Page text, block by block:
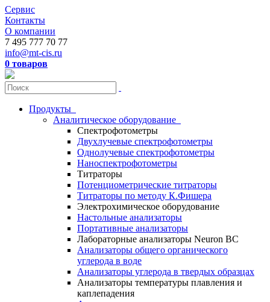
Сервис
Контакты
О компании
7 495 777 70 77
info@mt-cis.ru
0 товаров
Продукты
Аналитическое оборудование
Спектрофотометры
Двухлучевые спектрофотометры
Однолучевые спектрофотометры
Наноспектрофотометры
Титраторы
Потенциометрические титраторы
Титраторы по методу К.Фишера
Электрохимическое оборудование
Настольные анализаторы
Портативные анализаторы
Лабораторные анализаторы Neuron BC
Анализаторы общего органического
углерода в воде
Анализаторы углерода в твердых образцах
Анализаторы температуры плавления и
каплепадения